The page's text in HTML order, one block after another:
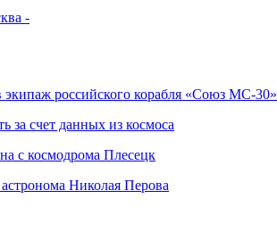
-
российского корабля «Союз МС-30»
за счет данных из космоса
с космодрома Плесецк
Николая Перова